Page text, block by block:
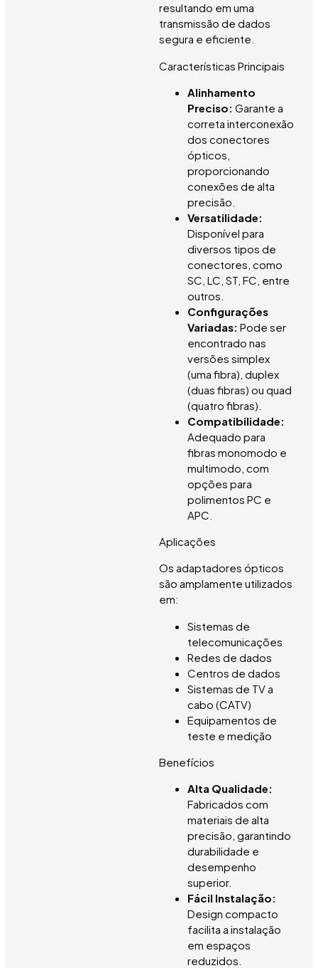
resultando em uma
transmissão de dados
segura e eficiente.
Características Principais
Alinhamento
Preciso: Garante a
correta interconexão
dos conectores
ópticos,
proporcionando
conexões de alta
precisão.
Versatilidade:
Disponível para
diversos tipos de
conectores, como
SC, LC, ST, FC, entre
outros.
Configurações
Variadas: Pode ser
encontrado nas
versões simplex
(uma fibra), duplex
(duas fibras) ou quad
(quatro fibras).
Compatibilidade:
Adequado para
fibras monomodo e
multimodo, com
opções para
polimentos PC e
APC.
Aplicações
Os adaptadores ópticos
são amplamente utilizados
em:
Sistemas de
telecomunicações
Redes de dados
Centros de dados
Sistemas de TV a
cabo (CATV)
Equipamentos de
teste e medição
Benefícios
Alta Qualidade:
Fabricados com
materiais de alta
precisão, garantindo
durabilidade e
desempenho
superior.
Fácil Instalação:
Design compacto
facilita a instalação
em espaços
reduzidos.